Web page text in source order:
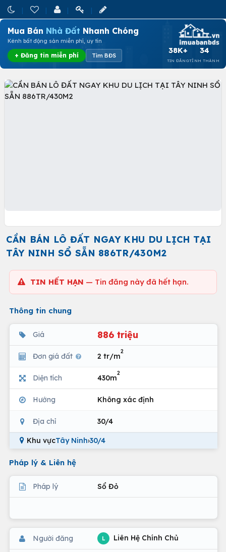
Mua Bán Nhà Đất Nhanh Chóng
Kênh bất động sản miễn phí, uy tín
+ Đăng tin miễn phí Tìm BĐS
38K+
TIN ĐĂNG
34
TỈNH THÀNH
CẦN BÁN LÔ ĐẤT NGAY KHU DU LỊCH TẠI
TÂY NINH SỔ SẴN 886TR/430M2
TIN HẾT HẠN — Tin đăng này đã hết hạn.
Thông tin chung
Giá 886 triệu
Đơn giá đất 2 tr/m
2
Diện tích 430m
2
Hướng Không xác định
Địa chỉ 30/4
Khu vựcTây Ninh›30/4
Pháp lý & Liên hệ
Pháp lý Sổ Đỏ
Người đăng L Liên Hệ Chính Chủ